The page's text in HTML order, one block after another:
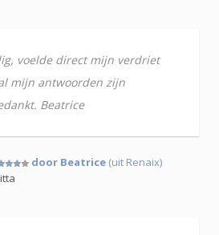
voelde direct mijn verdriet
mijn antwoorden zijn
Beatrice
door Beatrice (uit Renaix)